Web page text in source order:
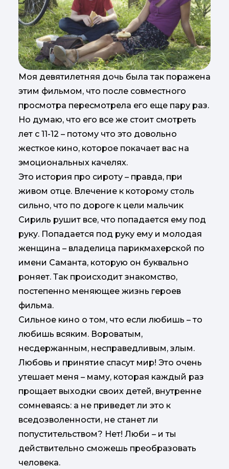
Моя девятилетняя дочь была так поражена
этим фильмом, что после совместного
просмотра пересмотрела его еще пару раз.
Но думаю, что его все же стоит смотреть
лет с 11-12 – потому что это довольно
жесткое кино, которое покачает вас на
эмоциональных качелях.
Это история про сироту – правда, при
живом отце. Влечение к которому столь
сильно, что по дороге к цели мальчик
Сириль рушит все, что попадается ему под
руку. Попадается под руку ему и молодая
женщина – владелица парикмахерской по
имени Саманта, которую он буквально
роняет. Так происходит знакомство,
постепенно меняющее жизнь героев
фильма.
Сильное кино о том, что если любишь – то
любишь всяким. Вороватым,
несдержанным, несправедливым, злым.
Любовь и принятие спасут мир! Это очень
утешает меня – маму, которая каждый раз
прощает выходки своих детей, внутренне
сомневаясь: а не приведет ли это к
вседозволенности, не станет ли
попустительством? Нет! Люби – и ты
действительно сможешь преобразовать
человека.